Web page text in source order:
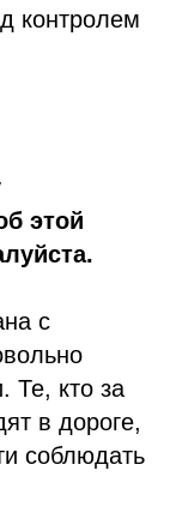
контролем
этой
с
Те, кто за
в дороге,
соблюдать